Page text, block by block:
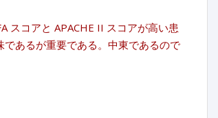
スコアと APACHE II スコアが高い患
あるが重要である。中東であるので